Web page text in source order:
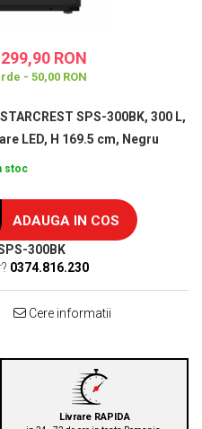
RON
- 50,00 RON
SPS-300BK, 300 L,
LED, H 169.5 cm, Negru
stoc
ADAUGA IN COS
300BK
0374.816.230
Cere informatii
Livrare RAPIDA